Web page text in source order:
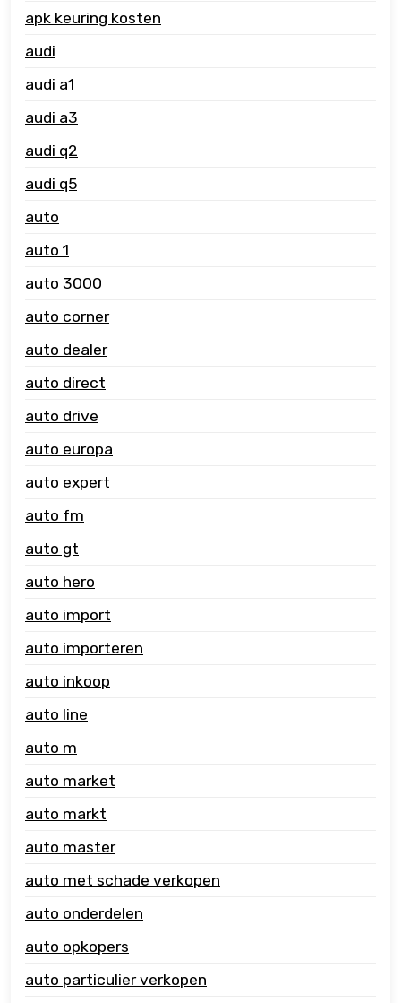
apk keuring kosten
audi
audi a1
audi a3
audi q2
audi q5
auto
auto 1
auto 3000
auto corner
auto dealer
auto direct
auto drive
auto europa
auto expert
auto fm
auto gt
auto hero
auto import
auto importeren
auto inkoop
auto line
auto m
auto market
auto markt
auto master
auto met schade verkopen
auto onderdelen
auto opkopers
auto particulier verkopen